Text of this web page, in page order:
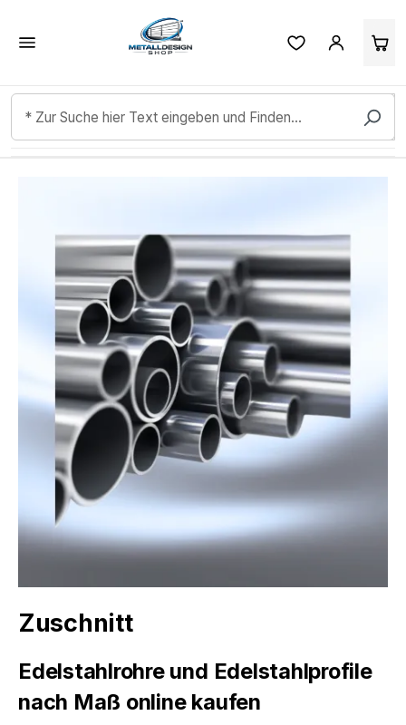
Zum Hauptinhalt springen
Zuschnitt
Edelstahlrohre und Edelstahlprofile
nach Maß online kaufen